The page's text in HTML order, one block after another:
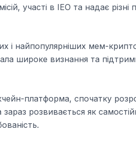
участі в IEO та надає різні
і найпопулярніших мем-
широке визнання та
платформа, спочатку
розвивається як